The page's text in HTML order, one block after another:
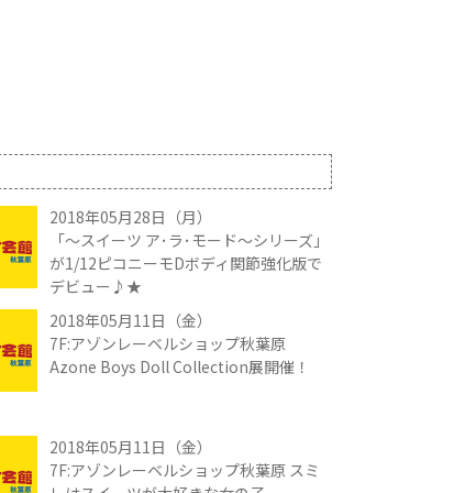
2018年05月28日（月）
「～スイーツ ア･ラ･モード～シリーズ」
が1/12ピコニーモDボディ関節強化版で
デビュー♪★
2018年05月11日（金）
7F:アゾンレーベルショップ秋葉原
Azone Boys Doll Collection展開催！
2018年05月11日（金）
7F:アゾンレーベルショップ秋葉原 スミ